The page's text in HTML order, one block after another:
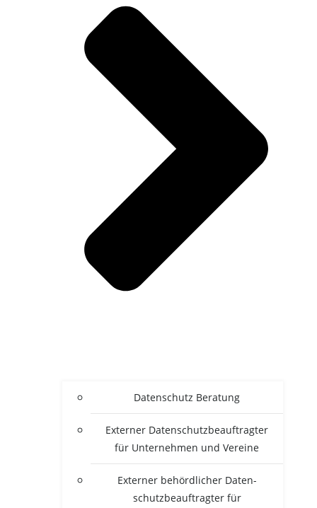
Daten­schutz Beratung
Exter­ner Daten­schutz­be­auf­trag­ter
für Unter­neh­men und Vereine
Exter­ner behörd­li­cher Daten­
schutz­be­auf­trag­ter für